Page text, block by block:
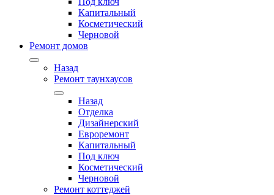
Капитальный
Косметический
Черновой
Ремонт домов
Назад
Ремонт таунхаусов
Назад
Отделка
Дизайнерский
Евроремонт
Капитальный
Под ключ
Косметический
Черновой
Ремонт коттеджей